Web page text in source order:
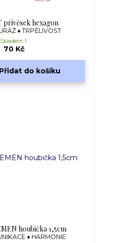
přívěsek hexagon
♦ TRPĚLIVOST
70 Kč
Skladem 1
Přidat do košíku
houbička 1,5cm
♦ HARMONIE